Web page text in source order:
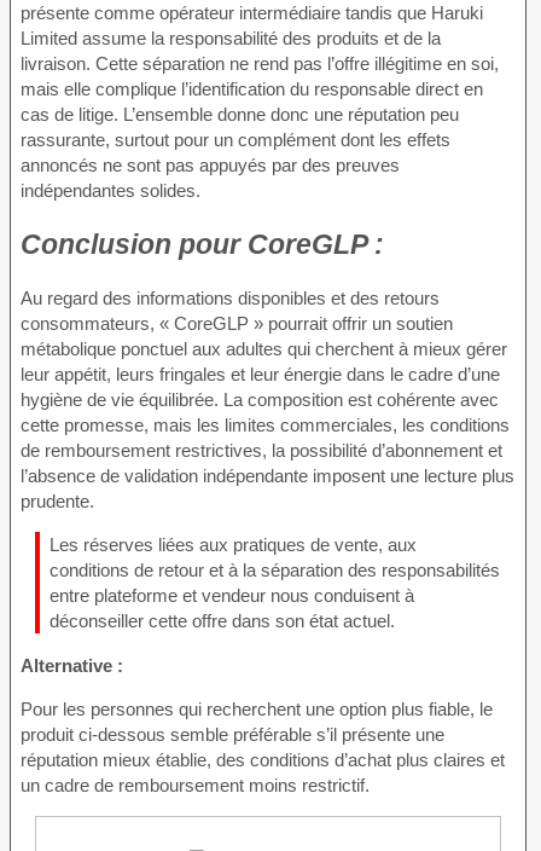
présente comme opérateur intermédiaire tandis que Haruki
Limited assume la responsabilité des produits et de la
livraison. Cette séparation ne rend pas l’offre illégitime en soi,
mais elle complique l’identification du responsable direct en
cas de litige. L’ensemble donne donc une réputation peu
rassurante, surtout pour un complément dont les effets
annoncés ne sont pas appuyés par des preuves
indépendantes solides.
Conclusion pour CoreGLP :
Au regard des informations disponibles et des retours
consommateurs, « CoreGLP » pourrait offrir un soutien
métabolique ponctuel aux adultes qui cherchent à mieux gérer
leur appétit, leurs fringales et leur énergie dans le cadre d’une
hygiène de vie équilibrée. La composition est cohérente avec
cette promesse, mais les limites commerciales, les conditions
de remboursement restrictives, la possibilité d’abonnement et
l’absence de validation indépendante imposent une lecture plus
prudente.
Les réserves liées aux pratiques de vente, aux
conditions de retour et à la séparation des responsabilités
entre plateforme et vendeur nous conduisent à
déconseiller cette offre dans son état actuel.
Alternative :
Pour les personnes qui recherchent une option plus fiable, le
produit ci-dessous semble préférable s’il présente une
réputation mieux établie, des conditions d’achat plus claires et
un cadre de remboursement moins restrictif.